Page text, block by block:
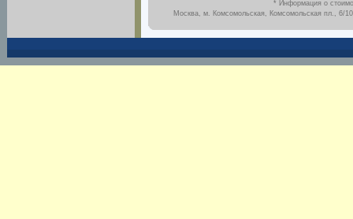
* Информация о
Москва, м. Комсомольская, Комсомольская пл., 6/